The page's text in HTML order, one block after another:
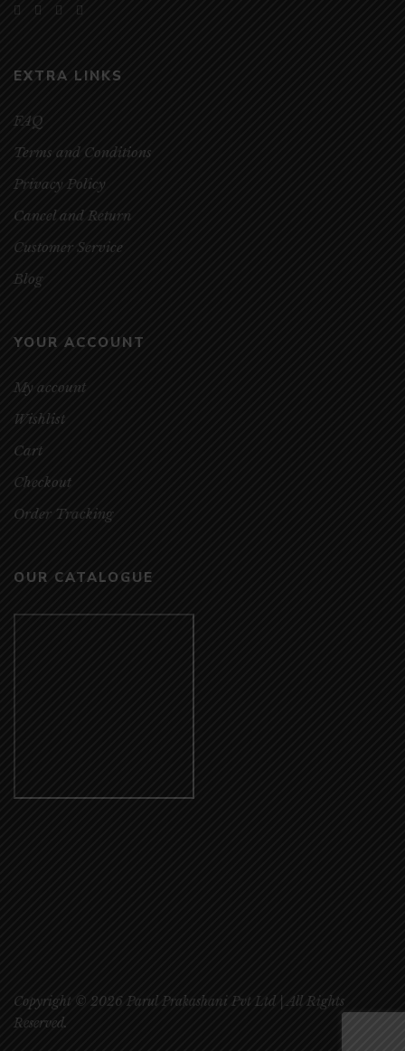
EXTRA LINKS
FAQ
Terms and Conditions
Privacy Policy
Cancel and Return
Customer Service
Blog
YOUR ACCOUNT
My account
Wishlist
Cart
Checkout
Order Tracking
OUR CATALOGUE
Copyright © 2026 Parul Prakashani Pvt Ltd | All Rights
Reserved.